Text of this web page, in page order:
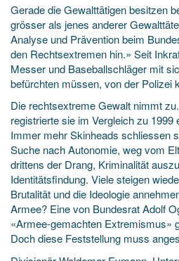
Gerade die Gewalttätigen besitzen
grösser als jenes anderer
Analyse und Prävention beim
den Rechtsextremen hin.» Seit
Messer und Baseballschläger mit
befürchten müssen, von der Polizei
Die rechtsextreme Gewalt nimmt
registrierte sie im Vergleich zu
Immer mehr Skinheads schliessen
Suche nach Autonomie, weg vom
drittens der Drang, Kriminalität
Identitätsfindung. Viele steigen
Brutalität und die Ideologie
Armee? Eine von Bundesrat Adolf
«Armee-gemachten Extremismus»
Doch diese Feststellung muss